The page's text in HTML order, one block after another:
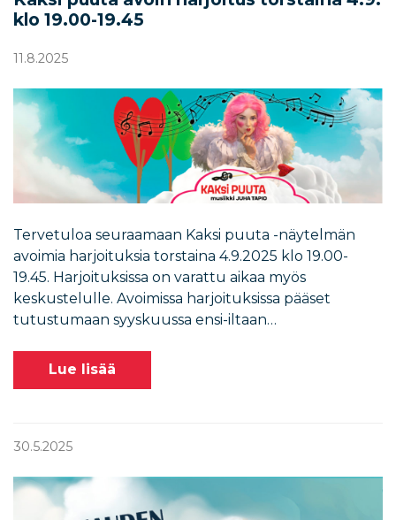
klo 19.00-19.45
11.8.2025
Tervetuloa seuraamaan Kaksi puuta -näytelmän
avoimia harjoituksia torstaina 4.9.2025 klo 19.00-
19.45. Harjoituksissa on varattu aikaa myös
keskustelulle. Avoimissa harjoituksissa pääset
tutustumaan syyskuussa ensi-iltaan…
Lue lisää
30.5.2025